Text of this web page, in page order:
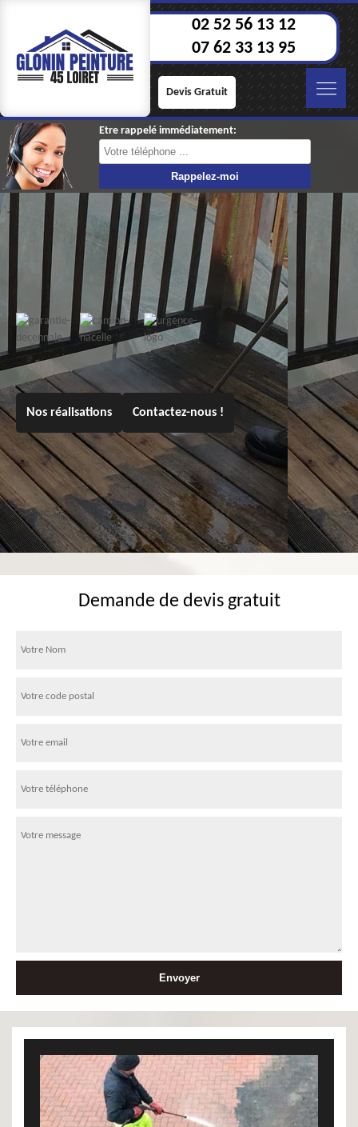
02 52 56 13 12
07 62 33 13 95
Devis Gratuit
Etre rappelé immédiatement:
Nos réalisations Contactez-nous !
Demande de devis gratuit